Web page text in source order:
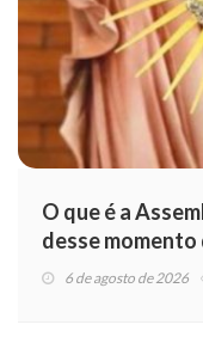
O que é a
desse momento
6 de agosto de 2026